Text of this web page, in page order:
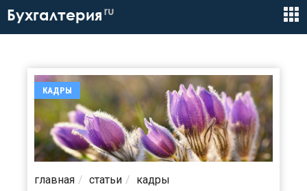
Бухгалтерия ru
КАДРЫ
главная статьи кадры